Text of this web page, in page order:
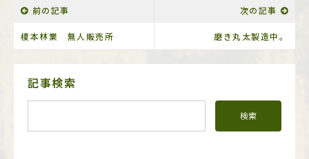
前の記事
榎本林業 無人販売所
次の記事
磨き丸太製造中。
サ
ニ
記事検索